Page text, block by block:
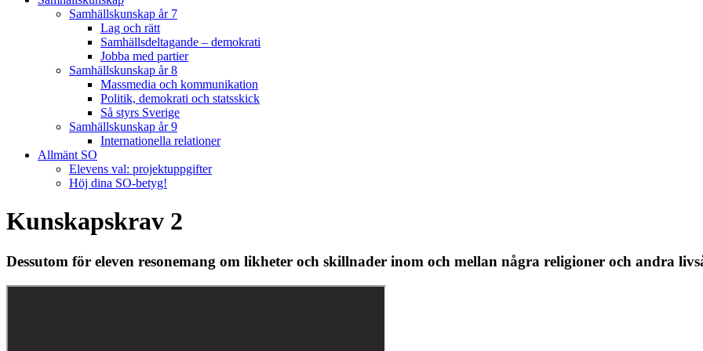
Samhällskunskap år 7
Lag och rätt
Samhällsdeltagande – demokrati
Jobba med partier
Samhällskunskap år 8
Massmedia och kommunikation
Politik, demokrati och statsskick
Så styrs Sverige
Samhällskunskap år 9
Internationella relationer
Allmänt SO
Elevens val: projektuppgifter
Höj dina SO-betyg!
Kunskapskrav 2
Dessutom för eleven resonemang om likheter och skillnader inom och mellan några religioner och andra